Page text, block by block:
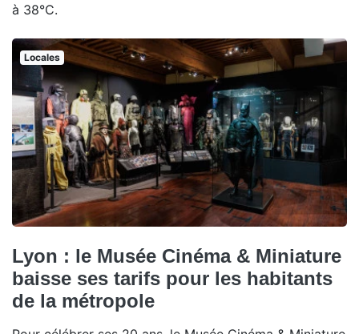
à 38°C.
Locales
Lyon : le Musée Cinéma & Miniature
baisse ses tarifs pour les habitants
de la métropole